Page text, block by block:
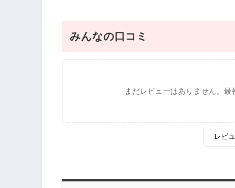
みんなの口コミ
まだレビューはありません。
レビ